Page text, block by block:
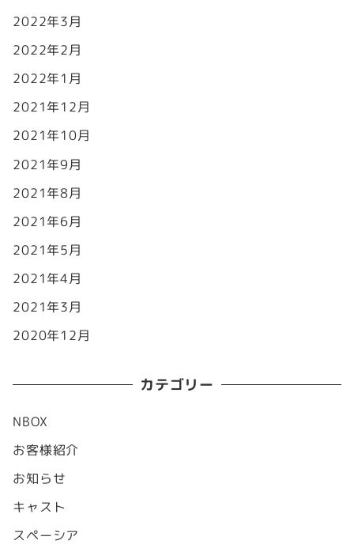
2022年3月
2022年2月
2022年1月
2021年12月
2021年10月
2021年9月
2021年8月
2021年6月
2021年5月
2021年4月
2021年3月
2020年12月
カテゴリー
NBOX
お客様紹介
お知らせ
キャスト
スペーシア